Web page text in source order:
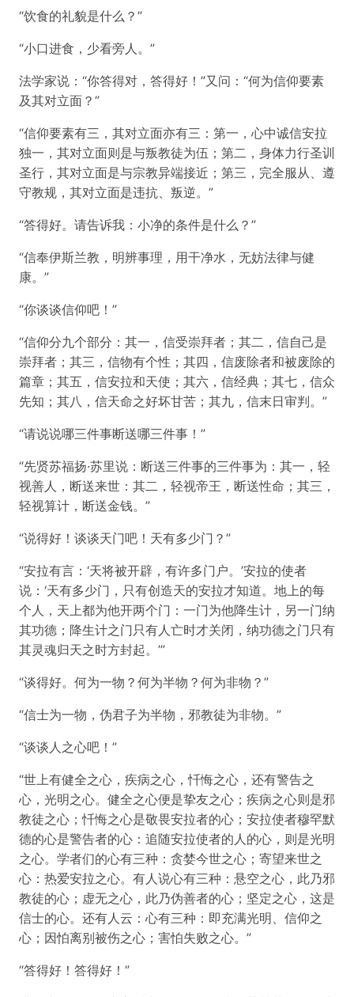
“饮食的礼貌是什么？”
“小口进食，少看旁人。”
法学家说：“你答得对，答得好！”又问：“何为信仰要素
及其对立面？”
“信仰要素有三，其对立面亦有三：第一，心中诚信安拉
独一，其对立面则是与叛教徒为伍；第二，身体力行圣训
圣行，其对立面是与宗教异端接近；第三，完全服从、遵
守教规，其对立面是违抗、叛逆。”
“答得好。请告诉我：小净的条件是什么？”
“信奉伊斯兰教，明辨事理，用干净水，无妨法律与健
康。”
“你谈谈信仰吧！”
“信仰分九个部分：其一，信受崇拜者；其二，信自己是
崇拜者；其三，信物有个性；其四，信废除者和被废除的
篇章；其五，信安拉和天使；其六，信经典；其七，信众
先知；其八，信天命之好坏甘苦；其九，信末日审判。”
“请说说哪三件事断送哪三件事！”
“先贤苏福扬·苏里说：断送三件事的三件事为：其一，轻
视善人，断送来世：其二，轻视帝王，断送性命；其三，
轻视算计，断送金钱。”
“说得好！谈谈天门吧！天有多少门？”
“安拉有言：‘天将被开辟，有许多门户。’安拉的使者
说：‘天有多少门，只有创造天的安拉才知道。地上的每
个人，天上都为他开两个门：一门为他降生计，另一门纳
其功德；降生计之门只有人亡时才关闭，纳功德之门只有
其灵魂归天之时方封起。’”
“谈得好。何为一物？何为半物？何为非物？”
“信士为一物，伪君子为半物，邪教徒为非物。”
“谈谈人之心吧！”
“世上有健全之心，疾病之心，忏悔之心，还有警告之
心，光明之心。健全之心便是挚友之心；疾病之心则是邪
教徒之心；忏悔之心是敬畏安拉者的心；安拉使者穆罕默
德的心是警告者的心：追随安拉使者的人的心，则是光明
之心。学者们的心有三种：贪婪今世之心；寄望来世之
心：热爱安拉之心。有人说心有三种：悬空之心，此乃邪
教徒的心；虚无之心，此乃伪善者的心；坚定之心，这是
信士的心。还有人云：心有三种：即充满光明、信仰之
心；因怕离别被伤之心；害怕失败之心。”
“答得好！答得好！”